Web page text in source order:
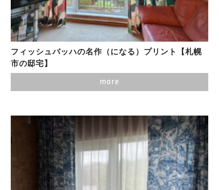
フィッシュバッハの名作（になる）プリント【札幌
市の邸宅】
more